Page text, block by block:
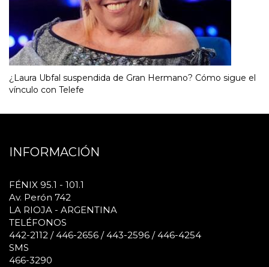
¿Laura Ubfal suspendida de Gran Hermano? Cómo sigue el
vínculo con Telefe
INFORMACIÓN
FÉNIX 95.1 - 101.1
Av. Perón 742
LA RIOJA - ARGENTINA
TELÉFONOS
442-2112 / 446-2656 / 443-2596 / 446-4254
SMS
466-3290